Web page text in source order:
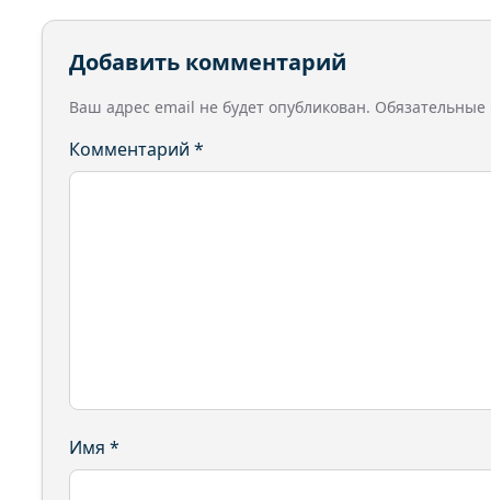
Добавить комментарий
Ваш адрес email не будет опубликован.
Комментарий *
Имя *